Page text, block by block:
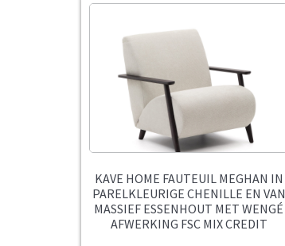
KAVE HOME FAUTEUIL MEGHAN IN
PARELKLEURIGE CHENILLE EN VAN
MASSIEF ESSENHOUT MET WENGÉ
AFWERKING FSC MIX CREDIT